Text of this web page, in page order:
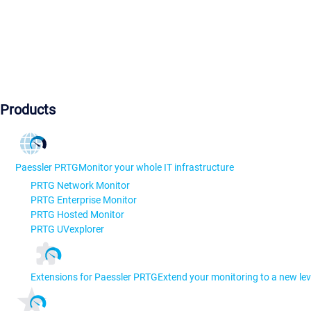
Products
Paessler PRTGMonitor your whole IT infrastructure
PRTG Network Monitor
PRTG Enterprise Monitor
PRTG Hosted Monitor
PRTG UVexplorer
Extensions for Paessler PRTGExtend your monitoring to a new